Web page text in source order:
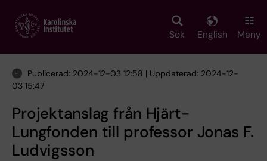
main
Sök English Meny
Publicerad: 2024-12-03 12:58 | Uppdaterad: 2024-12-
03 15:47
Projektanslag från Hjärt-
Lungfonden till professor Jonas F.
Ludvigsson